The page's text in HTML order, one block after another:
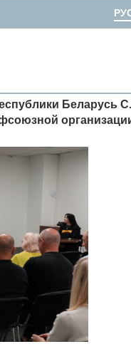
Беларусь